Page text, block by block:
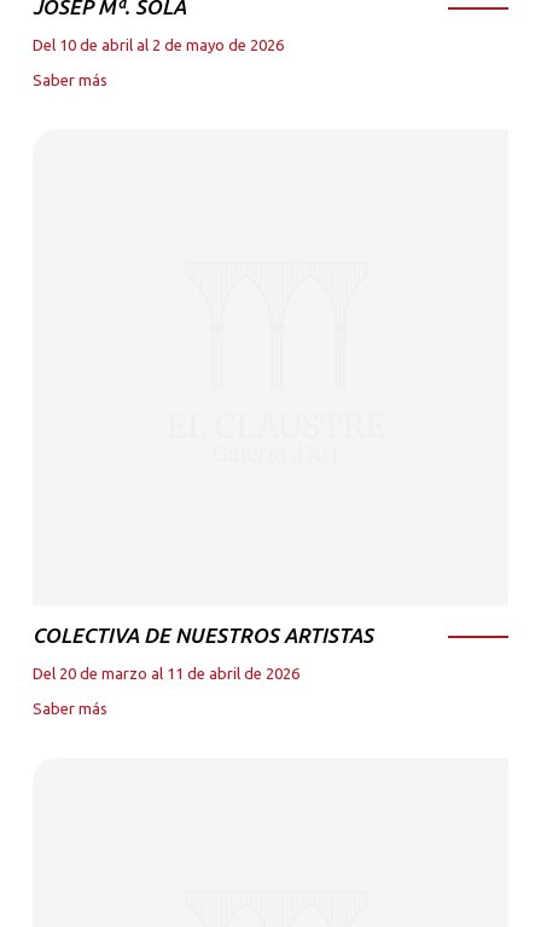
JOSEP Mª. SOLA
Del 10 de abril al 2 de mayo de 2026
Saber más
COLECTIVA DE NUESTROS ARTISTAS
Del 20 de marzo al 11 de abril de 2026
Saber más